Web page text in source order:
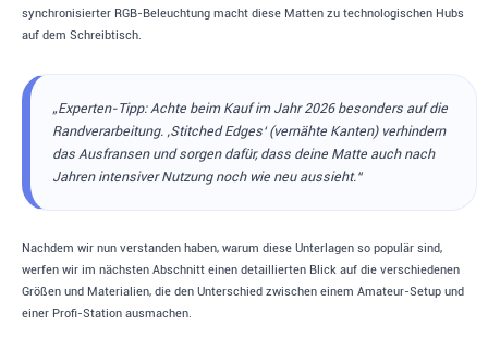
synchronisierter RGB-Beleuchtung macht diese Matten zu technologischen Hubs
auf dem Schreibtisch.
„Experten-Tipp: Achte beim Kauf im Jahr 2026 besonders auf die
Randverarbeitung. ‚Stitched Edges‘ (vernähte Kanten) verhindern
das Ausfransen und sorgen dafür, dass deine Matte auch nach
Jahren intensiver Nutzung noch wie neu aussieht.“
Nachdem wir nun verstanden haben, warum diese Unterlagen so populär sind,
werfen wir im nächsten Abschnitt einen detaillierten Blick auf die verschiedenen
Größen und Materialien, die den Unterschied zwischen einem Amateur-Setup und
einer Profi-Station ausmachen.